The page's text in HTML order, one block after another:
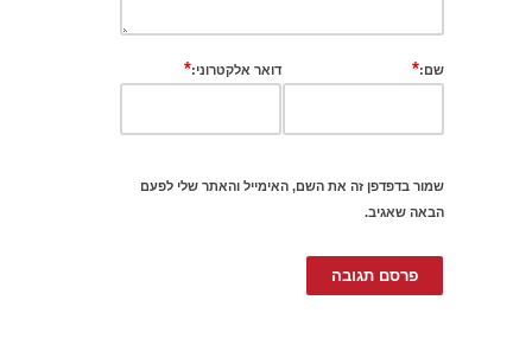
שם:* דואר אלקטרוני:*
שמור בדפדפן זה את השם, האימייל והאתר שלי לפעם
הבאה שאגיב.